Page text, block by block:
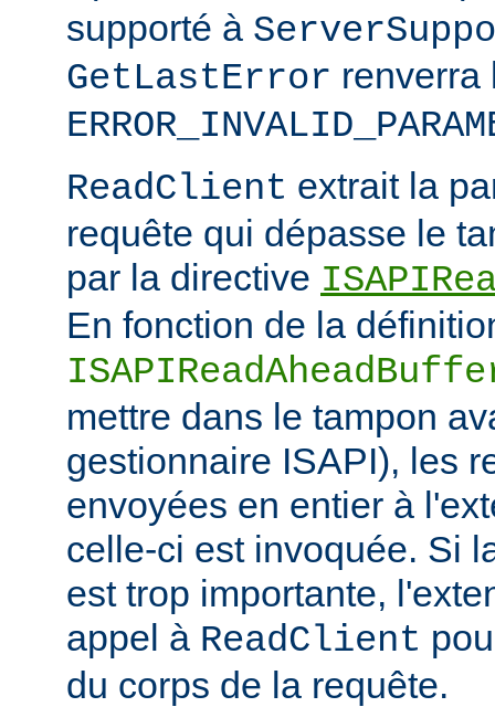
supporté à
GetLastError renverra
ReadClient extrait la
requête qui dépasse le
par la directive
En fonction de la
mettre dans le tampon
gestionnaire ISAPI), les
envoyées en entier à
celle-ci est invoquée. Si
est trop importante,
appel à ReadClient
du corps de la requête.